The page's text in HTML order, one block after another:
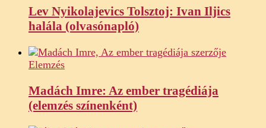
Lev Nyikolajevics Tolsztoj: Ivan Iljics
halála (olvasónapló)
Elemzés
Madách Imre: Az ember tragédiája
(elemzés színenként)